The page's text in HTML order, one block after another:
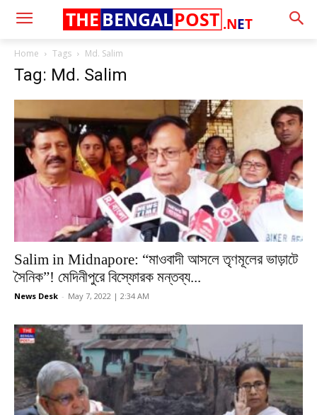
.NET
THE BENGALPOST
Home Tags Md. Salim
Tag: Md. Salim
Salim in Midnapore: “মাওবাদী আসলে তৃণমূলের ভাড়াটে
সৈনিক”! মেদিনীপুরে বিস্ফোরক মন্তব্য...
News Desk - May 7, 2022 | 2:34 AM